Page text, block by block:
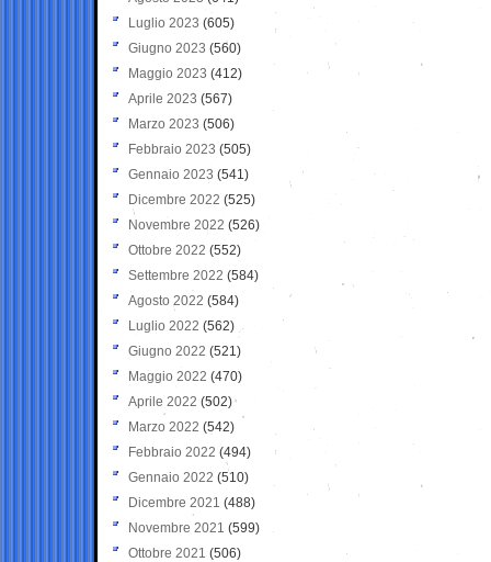
Luglio 2023 (605)
Giugno 2023 (560)
Maggio 2023 (412)
Aprile 2023 (567)
Marzo 2023 (506)
Febbraio 2023 (505)
Gennaio 2023 (541)
Dicembre 2022 (525)
Novembre 2022 (526)
Ottobre 2022 (552)
Settembre 2022 (584)
Agosto 2022 (584)
Luglio 2022 (562)
Giugno 2022 (521)
Maggio 2022 (470)
Aprile 2022 (502)
Marzo 2022 (542)
Febbraio 2022 (494)
Gennaio 2022 (510)
Dicembre 2021 (488)
Novembre 2021 (599)
Ottobre 2021 (506)